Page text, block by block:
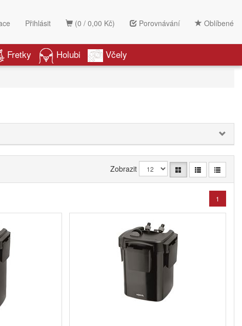
(0 / 0,00 Kč) Porovnávání Oblíbené
Přihlásit
Fretky Holubi Včely
Zobrazit
1